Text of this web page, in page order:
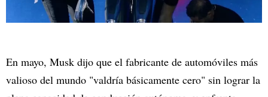
En mayo, Musk dijo que el fabricante de automóviles más
valioso del mundo "valdría básicamente cero" sin lograr la